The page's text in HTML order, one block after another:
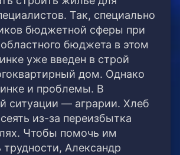
Так, специально
бюджетной сферы при
бюджета в этом
уже введен в строй
дом. Однако
и проблемы. В
ситуации — аграрии. Хлеб
из-за переизбытка
Чтобы помочь им
трудности, Александр